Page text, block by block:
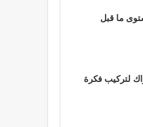
ما قبل
لتركيب فكرة